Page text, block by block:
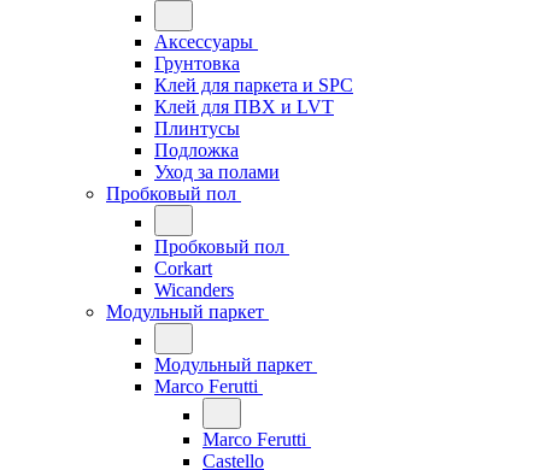
Аксессуары
Грунтовка
Клей для паркета и SPC
Клей для ПВХ и LVT
Плинтусы
Подложка
Уход за полами
Пробковый пол
Пробковый пол
Corkart
Wicanders
Модульный паркет
Модульный паркет
Marco Ferutti
Marco Ferutti
Castello